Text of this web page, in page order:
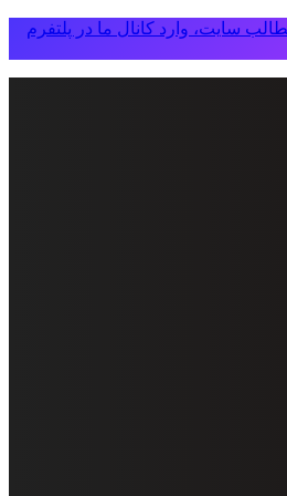
سایت، وارد کانال ما در پلتفرم